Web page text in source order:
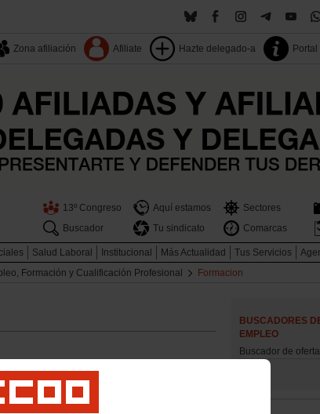
Zona afiliación Afiliate Hazte delegado-a
13º Congreso Aquí estamos Sectores
Buscador
Tu sindicato Comarcas
Salud Laboral Institucional Más Actualidad Tus Servicios
Formación y Cualificación Profesional Formacion
BUSCADORES
EMPLEO
Buscador de